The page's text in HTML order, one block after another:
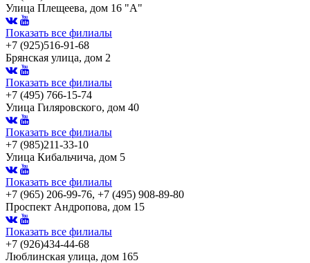
Улица Плещеева, дом 16 "А"
Показать все филиалы
+7 (925)516-91-68
Брянская улица, дом 2
Показать все филиалы
+7 (495) 766-15-74
Улица Гиляровского, дом 40
Показать все филиалы
+7 (985)211-33-10
Улица Кибальчича, дом 5
Показать все филиалы
+7 (965) 206-99-76, +7 (495) 908-89-80
Проспект Андропова, дом 15
Показать все филиалы
+7 (926)434-44-68
Люблинская улица, дом 165